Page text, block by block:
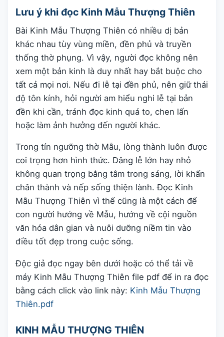
Lưu ý khi đọc Kinh Mẫu Thượng Thiên
Bài Kinh Mẫu Thượng Thiên có nhiều dị bản
khác nhau tùy vùng miền, đền phủ và truyền
thống thờ phụng. Vì vậy, người đọc không nên
xem một bản kinh là duy nhất hay bắt buộc cho
tất cả mọi nơi. Nếu đi lễ tại đền phủ, nên giữ thái
độ tôn kính, hỏi người am hiểu nghi lễ tại bản
đền khi cần, tránh đọc kinh quá to, chen lấn
hoặc làm ảnh hưởng đến người khác.
Trong tín ngưỡng thờ Mẫu, lòng thành luôn được
coi trọng hơn hình thức. Dâng lễ lớn hay nhỏ
không quan trọng bằng tâm trong sáng, lời khấn
chân thành và nếp sống thiện lành. Đọc Kinh
Mẫu Thượng Thiên vì thế cũng là một cách để
con người hướng về Mẫu, hướng về cội nguồn
văn hóa dân gian và nuôi dưỡng niềm tin vào
điều tốt đẹp trong cuộc sống.
Độc giả đọc ngay bên dưới hoặc có thể tải về
máy Kinh Mẫu Thượng Thiên file pdf để in ra đọc
bằng cách click vào link này: Kinh Mẫu Thượng
Thiên.pdf
KINH MẪU THƯỢNG THIÊN